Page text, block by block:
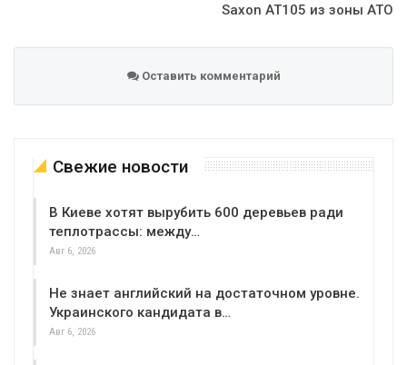
Saxon AT105 из зоны АТО
Оставить комментарий
Свежие новости
В Киеве хотят вырубить 600 деревьев ради
теплотрассы: между…
Авг 6, 2026
Не знает английский на достаточном уровне.
Украинского кандидата в…
Авг 6, 2026